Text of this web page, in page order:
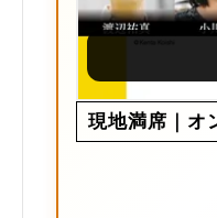
現地満席｜オ